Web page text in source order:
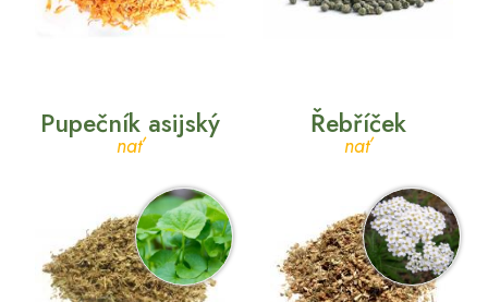
Pupečník asijský
nať
Řebříček
nať